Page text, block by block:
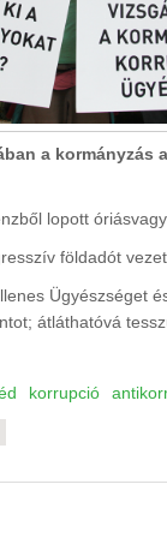
a kormányzás
lopott
földadót
Ügyészséget
átláthatóvá
korrupció